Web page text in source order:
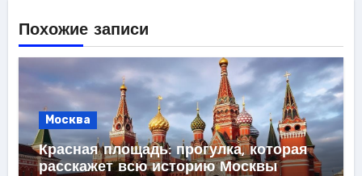
Похожие записи
Москва
Красная площадь: прогулка, которая
расскажет всю историю Москвы